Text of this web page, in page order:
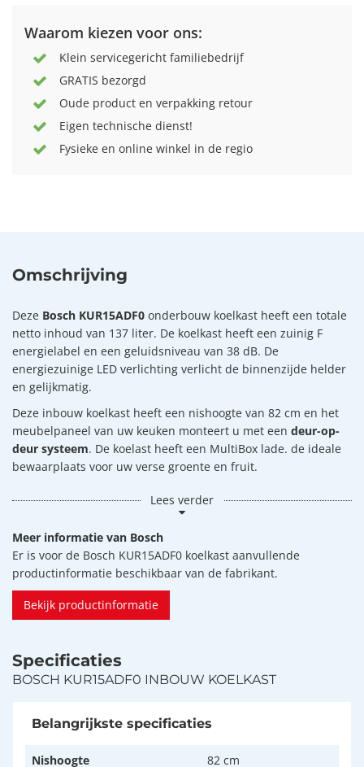
Waarom kiezen voor ons:
Klein servicegericht familiebedrijf
GRATIS bezorgd
Oude product en verpakking retour
Eigen technische dienst!
Fysieke en online winkel in de regio
Omschrijving
Deze Bosch KUR15ADF0 onderbouw koelkast heeft een totale
netto inhoud van 137 liter. De koelkast heeft een zuinig F
energielabel en een geluidsniveau van 38 dB. De
energiezuinige LED verlichting verlicht de binnenzijde helder
en gelijkmatig.
Deze inbouw koelkast heeft een nishoogte van 82 cm en het
meubelpaneel van uw keuken monteert u met een deur-op-
deur systeem. De koelast heeft een MultiBox lade. de ideale
bewaarplaats voor uw verse groente en fruit.
Lees verder
Meer informatie van Bosch
Er is voor de Bosch KUR15ADF0 koelkast aanvullende
productinformatie beschikbaar van de fabrikant.
Bekijk productinformatie
Specificaties
BOSCH KUR15ADF0 INBOUW KOELKAST
Belangrijkste specificaties
Nishoogte 82 cm